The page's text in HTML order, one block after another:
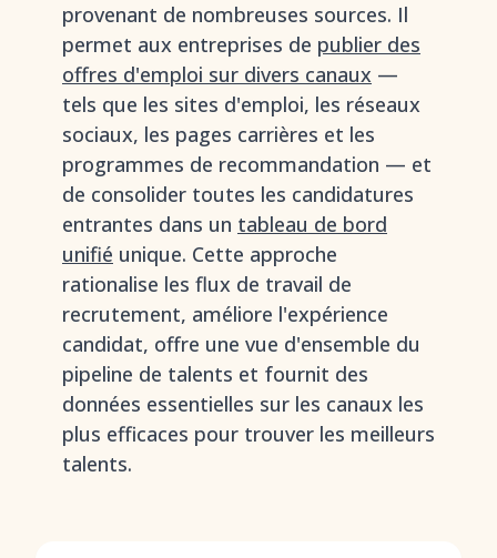
provenant de nombreuses sources. Il
permet aux entreprises de publier des
offres d'emploi sur divers canaux —
tels que les sites d'emploi, les réseaux
sociaux, les pages carrières et les
programmes de recommandation — et
de consolider toutes les candidatures
entrantes dans un tableau de bord
unifié unique. Cette approche
rationalise les flux de travail de
recrutement, améliore l'expérience
candidat, offre une vue d'ensemble du
pipeline de talents et fournit des
données essentielles sur les canaux les
plus efficaces pour trouver les meilleurs
talents.